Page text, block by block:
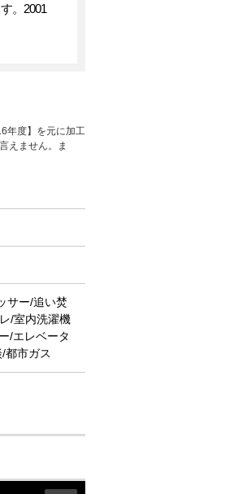
。2001
年度】を元に加工
えません。ま
サー/追い焚
/室内洗濯機
/エレベータ
都市ガス